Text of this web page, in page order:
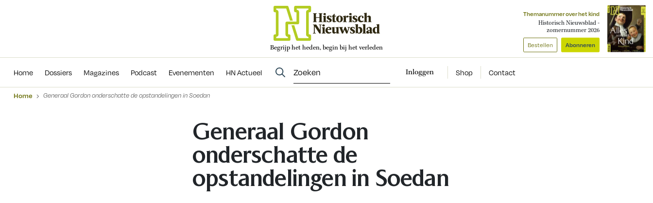
Begrijp het heden, begin bij het verleden
Themanummer over het kind
Historisch Nieuwsblad -
zomernummer 2026
Bestellen Abonneren
Home Dossiers Magazines Podcast Evenementen HN Actueel Inloggen Shop Contact
Evenementen
Home Generaal Gordon onderschatte de opstandelingen in Soedan
Generaal Gordon
onderschatte de
opstandelingen in Soedan